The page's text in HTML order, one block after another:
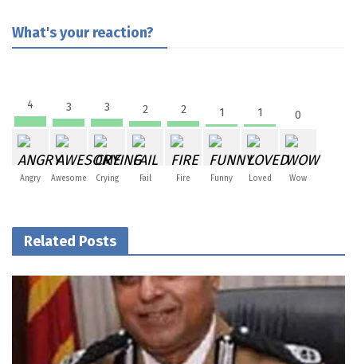
What's your reaction?
4
Angry
3
Awesome
3
Crying
2
Fail
2
Fire
1
Funny
1
Loved
0
Wow
Related Posts